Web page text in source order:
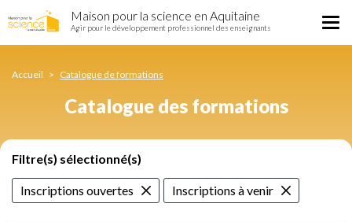
Catalogue
des
au
Maison pour la science en Aquitaine
Agir pour le développement professionnel des enseignants
Accueil Catalogue de formations
Catalogue des formations
Filtre(s) sélectionné(s)
Inscriptions ouvertes Inscriptions à venir